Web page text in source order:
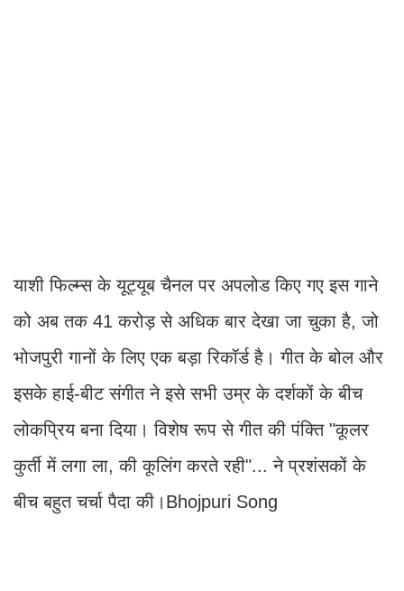
याशी फिल्म्स के यूट्यूब चैनल पर अपलोड किए गए इस गाने
को अब तक 41 करोड़ से अधिक बार देखा जा चुका है, जो
भोजपुरी गानों के लिए एक बड़ा रिकॉर्ड है। गीत के बोल और
इसके हाई-बीट संगीत ने इसे सभी उम्र के दर्शकों के बीच
लोकप्रिय बना दिया। विशेष रूप से गीत की पंक्ति "कूलर
कुर्ती में लगा ला, की कूलिंग करते रही"... ने प्रशंसकों के
बीच बहुत चर्चा पैदा की।Bhojpuri Song